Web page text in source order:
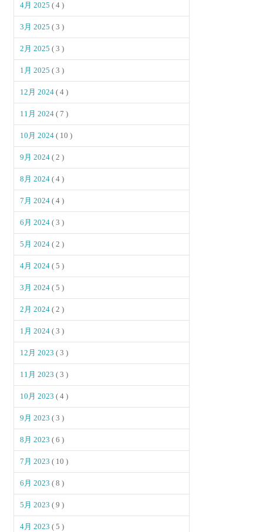
4月 2025( 4 )
3月 2025( 3 )
2月 2025( 3 )
1月 2025( 3 )
12月 2024( 4 )
11月 2024( 7 )
10月 2024( 10 )
9月 2024( 2 )
8月 2024( 4 )
7月 2024( 4 )
6月 2024( 3 )
5月 2024( 2 )
4月 2024( 5 )
3月 2024( 5 )
2月 2024( 2 )
1月 2024( 3 )
12月 2023( 3 )
11月 2023( 3 )
10月 2023( 4 )
9月 2023( 3 )
8月 2023( 6 )
7月 2023( 10 )
6月 2023( 8 )
5月 2023( 9 )
4月 2023( 5 )